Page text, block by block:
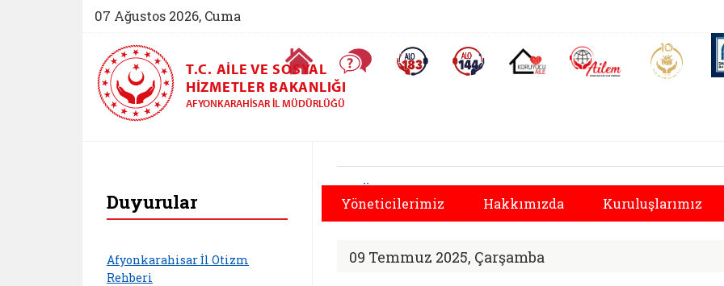
07 Ağustos 2026, Cuma
Ana Sayfa Sıkça Sorulan SorularAlo 183 (yeni sekmede açılır)Alo 144 (yeni sekmede açılır)Koruyucu Aile (yeni sekmede açılır)
AİLEM İletişim Aile ve
T.C. AILE VE SOSYAL
HIZMETLER BAKANLIĞI
AFYONKARAHISAR İL MÜDÜRLÜĞÜ
Yöneticilerimiz Hakkımızda Kuruluşlarımız
Afyonkarahisar Aile ve Sosyal
Duyurular
Afyonkarahisar İl Otizm
Rehberi
Önceki
09 Temmuz 2025, Çarşamba